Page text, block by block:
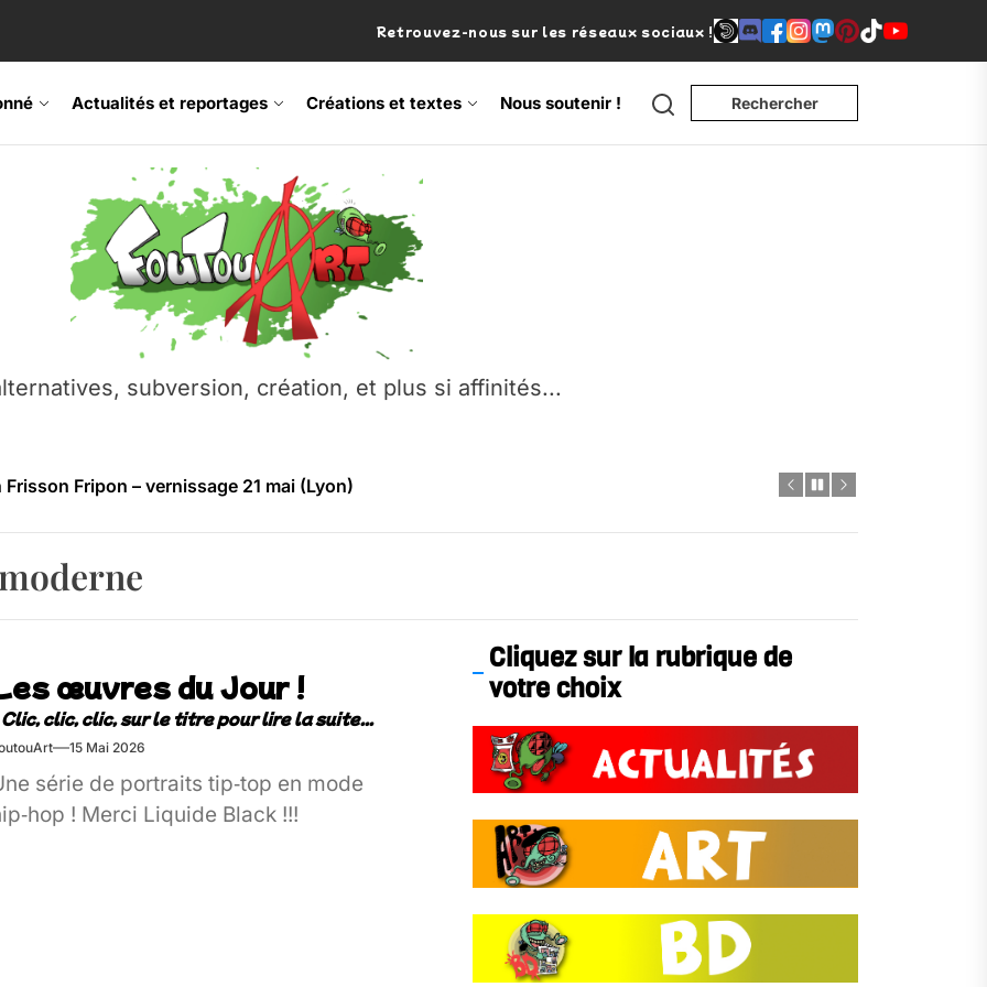
Retrouvez-nous sur les réseaux sociaux !
Actualités et reportages Créations et textes Nous soutenir ! Search Rechercher
subversion, création, et plus si affinités...
Frisson Fripon – vernissage 21 mai (Lyon)
Festival – Samedi 18 juillet (Vaulx-en-Velin)
– Ŝtono, un livre réalisé par Michaël Moretti & Pierre Lacôte
contre l’A412 à l’Établi (Haute-Savoie)
Fripon – vernissage 21 mai (Lyon)
Festival – Samedi 18 juillet (Vaulx-en-Velin)
œuvres du Jour !
15 Mai 2026
série de portraits tip‑top en mode
! Merci Liquide Black !!!
Cliquez sur la rubrique de
votre choix